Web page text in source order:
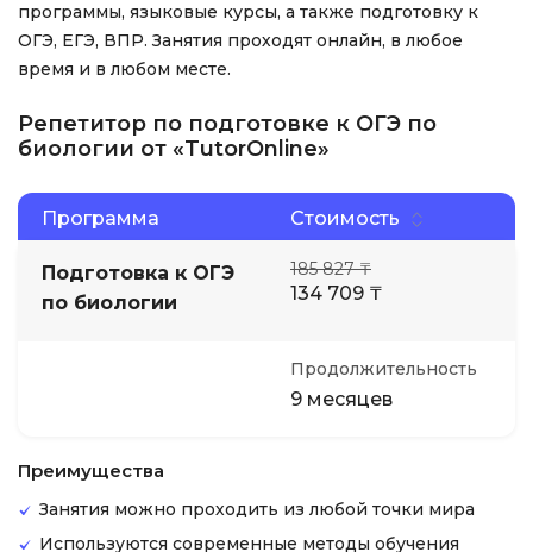
программы, языковые курсы, а также подготовку к
ОГЭ, ЕГЭ, ВПР. Занятия проходят онлайн, в любое
время и в любом месте.
Репетитор по подготовке к ОГЭ по
биологии от «TutorOnline»
Программа Стоимость
Подготовка к ОГЭ
по биологии
185 827 ₸
134 709 ₸
Продолжительность
9 месяцев
Преимущества
Занятия можно проходить из любой точки мира
Используются современные методы обучения